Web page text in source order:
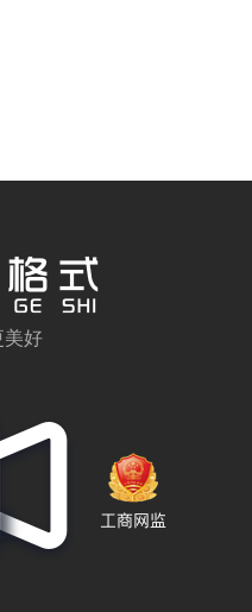
美好